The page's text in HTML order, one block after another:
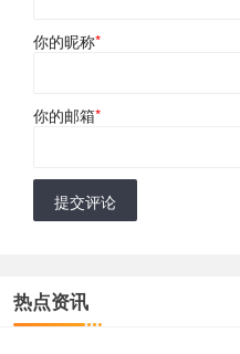
你的昵称*
你的邮箱*
提交评论
热点资讯